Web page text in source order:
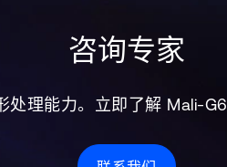
咨询专家
理能力。立即了解 Mali-